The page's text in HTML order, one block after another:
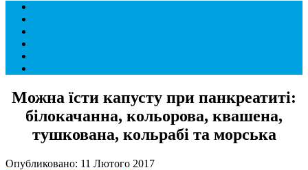
Панкреатит
Підшлункова залоза. Симптоми і лікування панкреатиту. Дієта
при панкреатиті.
Можна їсти капусту при панкреатиті:
білокачанна, кольорова, квашена,
тушкована, кольрабі та морська
Опубликовано: 11 Лютого 2017